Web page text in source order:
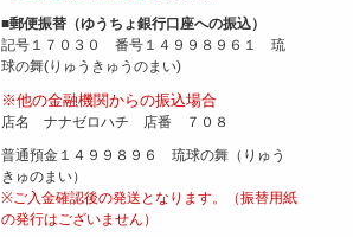
■郵便振替（ゆうちょ銀行口座への振込）
記号１７０３０ 番号１４９９８９６１ 琉
球の舞(りゅうきゅうのまい)
※他の金融機関からの振込場合
店名 ナナゼロハチ 店番 ７０８
普通預金１４９９８９６ 琉球の舞（りゅう
きゅのまい）
※ご入金確認後の発送となります。（振替用紙
の発行はございません）